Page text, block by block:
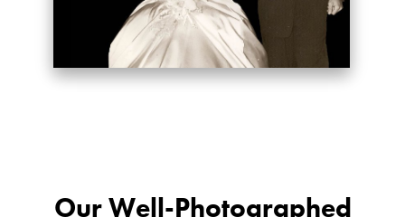
Our Well-Photographed